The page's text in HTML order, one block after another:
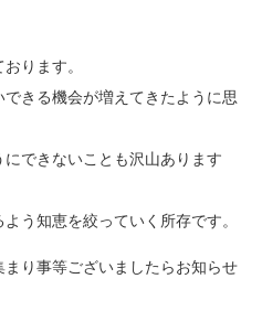
ります。
きる機会が増えてきたように思
できないことも沢山あります
う知恵を絞っていく所存です。
り事等ございましたらお知らせ